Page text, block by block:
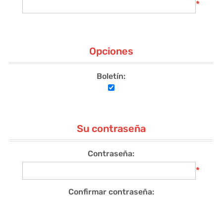
*
Opciones
Boletín:
Su contraseña
Contraseña:
*
Confirmar contraseña: